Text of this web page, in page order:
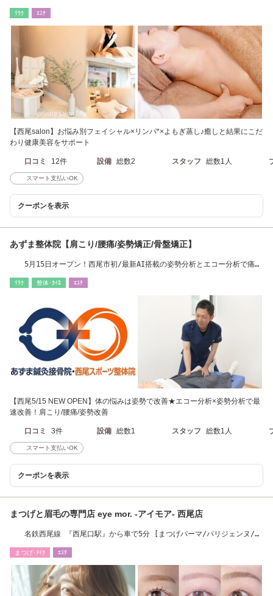
ﾘﾗｸ ｴｽﾃ
【西尾salon】お悩み別フェイシャル×リンパ*×よもぎ蒸し♪癒しと結果にこだ
わり健康美容をサポート
口コミ 12件 設備 総数2 スタッフ 総数1人
スマート支払いOK
クーポンを表示
あずま整体院【肩こり/腰痛/姿勢矯正/骨盤矯正】
5月15日オープン！西尾市初/最新AI搭載の姿勢分析とエコー分析で痛み
ﾘﾗｸ 整体･ｶｲﾛ ｴｽﾃ
【西尾5/15 NEW OPEN】体の悩みは姿勢で改善★エコー分析×姿勢分析で最
速改善！肩こり/腰痛/姿勢改善
口コミ 3件 設備 総数1 スタッフ 総数1人
スマート支払いOK
クーポンを表示
まつげと眉毛の専門店 eye mor. -アイモア- 西尾店
名鉄西尾線 『西尾口駅』から車で5分 [まつげパーマ/パリジェンヌ/ま
まつげ･ﾒｲｸ ｴｽﾃ